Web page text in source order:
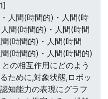
人間(時間的)・人間(時
間(時間的)・人間(時間
(時間的)・人間(時間
(時間的)・人間(時間的)
の相互作用にどのよう
ために,対象状態,ロボッ
知能力の表現にグラフ